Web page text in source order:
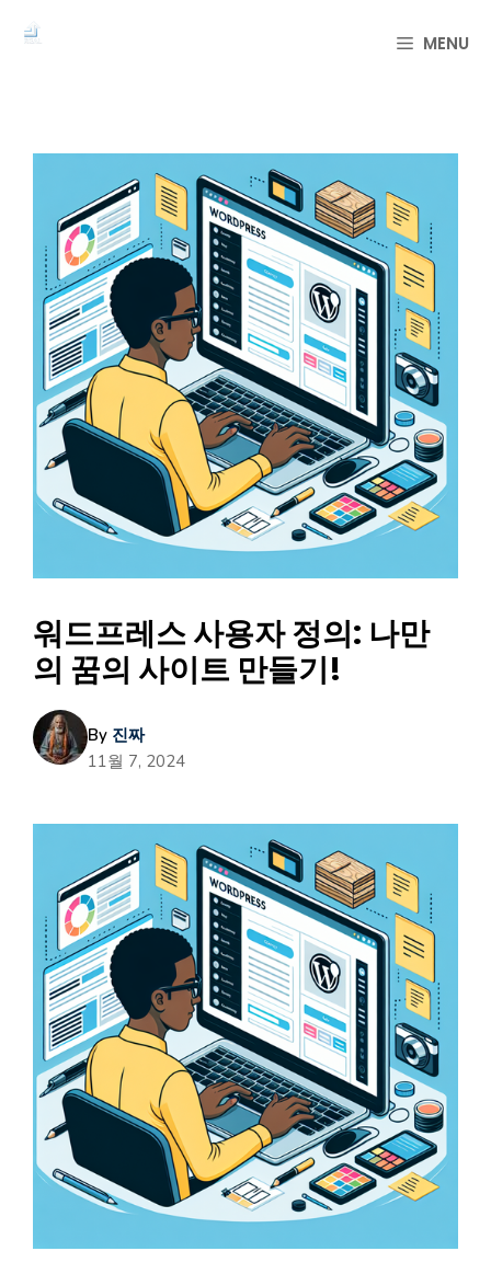
MENU
워드프레스 사용자 정의: 나만
의 꿈의 사이트 만들기!
By 진짜
11월 7, 2024